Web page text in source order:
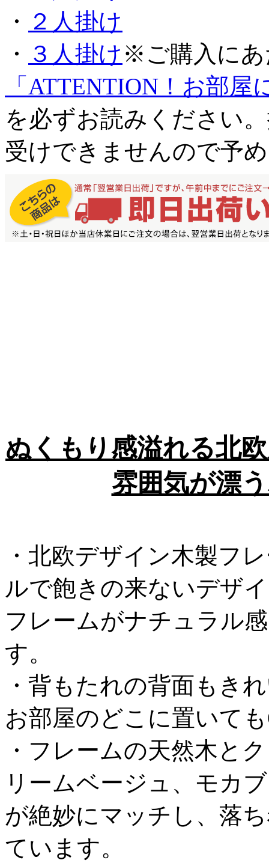
・
２人掛け
・ ３人掛け ※ご購入に
「ATTENTION！お部
を必ずお読みください
受けできませんので予
ぬくもり感溢れる北
雰囲気が漂
・北欧デザイン木製フ
ルで飽きの来ないデザ
フレームがナチュラル
す。
・背もたれの背面もき
お部屋のどこに置いて
・フレームの天然木と
リームベージュ、モカ
が絶妙にマッチし、落
ています。